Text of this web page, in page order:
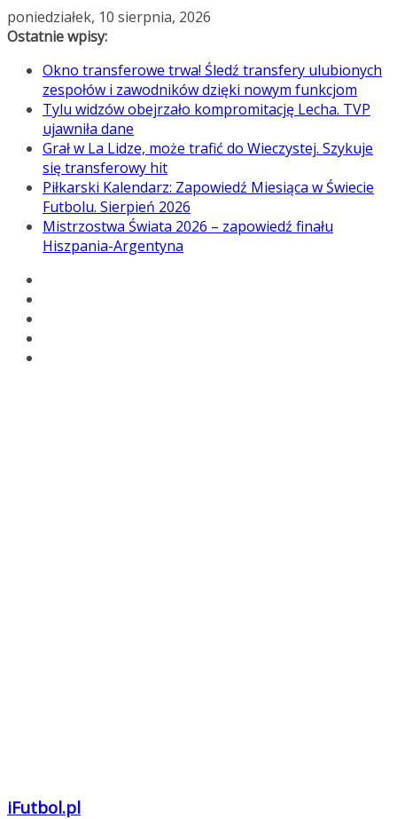
Przejdź
do
poniedziałek, 10 sierpnia, 2026
Ostatnie wpisy:
Okno transferowe trwa! Śledź transfery ulubionych
zespołów i zawodników dzięki nowym funkcjom
Tylu widzów obejrzało kompromitację Lecha. TVP
ujawniła dane
Grał w La Lidze, może trafić do Wieczystej. Szykuje
się transferowy hit
Piłkarski Kalendarz: Zapowiedź Miesiąca w Świecie
Futbolu. Sierpień 2026
Mistrzostwa Świata 2026 – zapowiedź finału
Hiszpania-Argentyna
iFutbol.pl